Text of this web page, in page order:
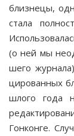
близнецы,
стала
(о ней мы
шего
цированных
шлого года
Гонконге.